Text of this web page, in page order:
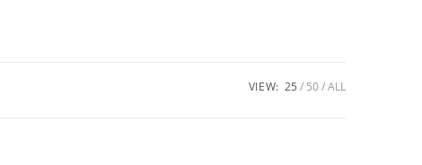
VIEW: 25 50 ALL